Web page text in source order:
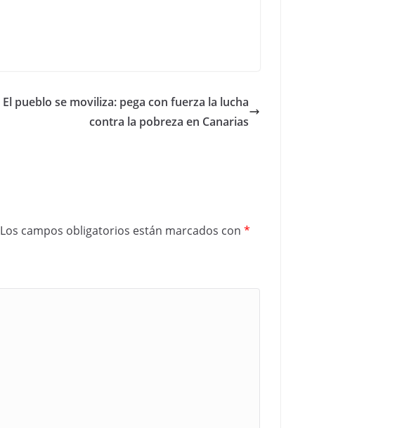
El pueblo se moviliza: pega con fuerza la lucha
contra la pobreza en Canarias
Los campos obligatorios están marcados con *